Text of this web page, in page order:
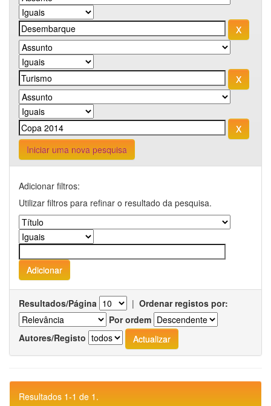
Iniciar uma nova pesquisa
Adicionar filtros:
Utilizar filtros para refinar o resultado da pesquisa.
Resultados/Página | Ordenar registos por:
Por ordem
Autores/Registo
Resultados 1-1 de 1.